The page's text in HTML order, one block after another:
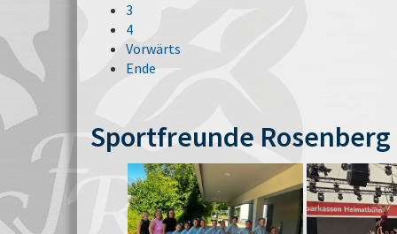
3
4
Vorwärts
Ende
Sportfreunde